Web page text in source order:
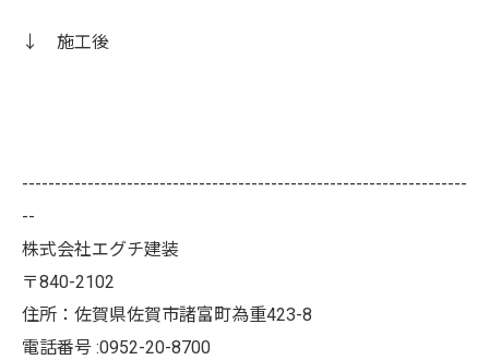
↓ 施工後
--------------------------------------------------------------------
--
株式会社エグチ建装
〒840-2102
住所：佐賀県佐賀市諸富町為重423-8
電話番号 :0952-20-8700